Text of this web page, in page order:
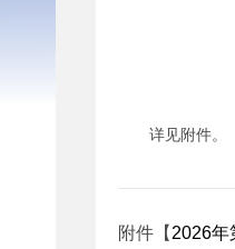
详见附件。
附件【 2026年